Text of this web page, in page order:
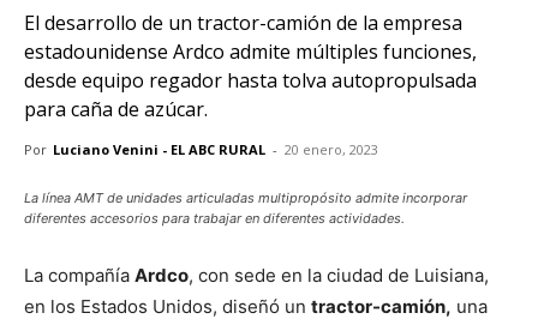
El desarrollo de un tractor-camión de la empresa
estadounidense Ardco admite múltiples funciones,
desde equipo regador hasta tolva autopropulsada
para caña de azúcar.
Por Luciano Venini - EL ABC RURAL - 20 enero, 2023
La línea AMT de unidades articuladas multipropósito admite incorporar
diferentes accesorios para trabajar en diferentes actividades.
La compañía Ardco, con sede en la ciudad de Luisiana,
en los Estados Unidos, diseñó un tractor-camión, una